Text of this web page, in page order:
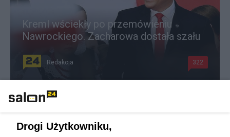
Kreml wściekły po przemówieniu
Nawrockiego. Zacharowa dostała szału
Redakcja 322
Drugi Prigożyn. Zagroził Putinowi atakiem, miliony
Drogi Użytkowniku,